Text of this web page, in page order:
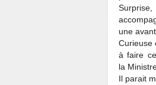
une
Curieuse
à faire
la
Il parait